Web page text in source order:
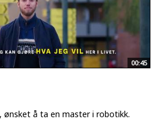
00:45
ønsket å ta en master i robotikk.